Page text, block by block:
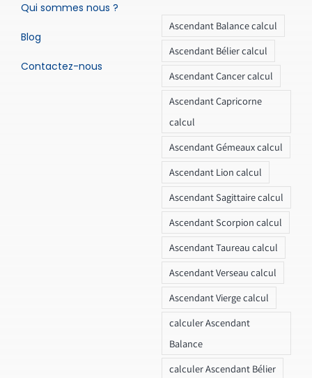
Qui sommes nous ?
Blog
Contactez-nous
Ascendant Balance calcul
Ascendant Bélier calcul
Ascendant Cancer calcul
Ascendant Capricorne
calcul
Ascendant Gémeaux calcul
Ascendant Lion calcul
Ascendant Sagittaire calcul
Ascendant Scorpion calcul
Ascendant Taureau calcul
Ascendant Verseau calcul
Ascendant Vierge calcul
calculer Ascendant
Balance
calculer Ascendant Bélier